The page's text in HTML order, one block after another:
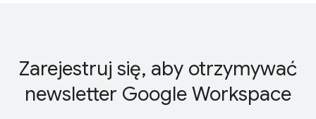
Zarejestruj się, aby otrzymywać
newsletter Google Workspace